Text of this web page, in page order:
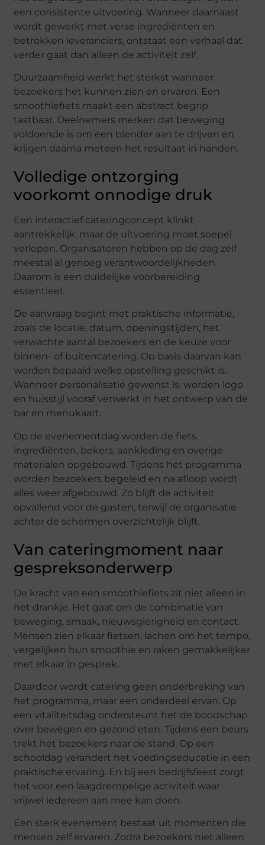
een consistente uitvoering. Wanneer daarnaast
wordt gewerkt met verse ingrediënten en
betrokken leveranciers, ontstaat een verhaal dat
verder gaat dan alleen de activiteit zelf.
Duurzaamheid werkt het sterkst wanneer
bezoekers het kunnen zien en ervaren. Een
smoothiefiets maakt een abstract begrip
tastbaar. Deelnemers merken dat beweging
voldoende is om een blender aan te drijven en
krijgen daarna meteen het resultaat in handen.
Volledige ontzorging
voorkomt onnodige druk
Een interactief cateringconcept klinkt
aantrekkelijk, maar de uitvoering moet soepel
verlopen. Organisatoren hebben op de dag zelf
meestal al genoeg verantwoordelijkheden.
Daarom is een duidelijke voorbereiding
essentieel.
De aanvraag begint met praktische informatie,
zoals de locatie, datum, openingstijden, het
verwachte aantal bezoekers en de keuze voor
binnen- of buitencatering. Op basis daarvan kan
worden bepaald welke opstelling geschikt is.
Wanneer personalisatie gewenst is, worden logo
en huisstijl vooraf verwerkt in het ontwerp van de
bar en menukaart.
Op de evenementdag worden de fiets,
ingrediënten, bekers, aankleding en overige
materialen opgebouwd. Tijdens het programma
worden bezoekers begeleid en na afloop wordt
alles weer afgebouwd. Zo blijft de activiteit
opvallend voor de gasten, terwijl de organisatie
achter de schermen overzichtelijk blijft.
Van cateringmoment naar
gespreksonderwerp
De kracht van een smoothiefiets zit niet alleen in
het drankje. Het gaat om de combinatie van
beweging, smaak, nieuwsgierigheid en contact.
Mensen zien elkaar fietsen, lachen om het tempo,
vergelijken hun smoothie en raken gemakkelijker
met elkaar in gesprek.
Daardoor wordt catering geen onderbreking van
het programma, maar een onderdeel ervan. Op
een vitaliteitsdag ondersteunt het de boodschap
over bewegen en gezond eten. Tijdens een beurs
trekt het bezoekers naar de stand. Op een
schooldag verandert het voedingseducatie in een
praktische ervaring. En bij een bedrijfsfeest zorgt
het voor een laagdrempelige activiteit waar
vrijwel iedereen aan mee kan doen.
Een sterk evenement bestaat uit momenten die
mensen zelf ervaren. Zodra bezoekers niet alleen